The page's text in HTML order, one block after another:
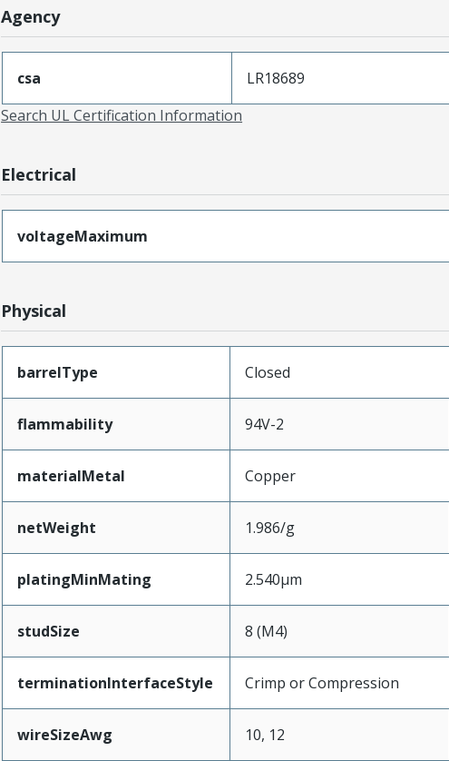
Agency
csa LR18689
Search UL Certification Information
Electrical
voltageMaximum
Physical
barrelType Closed
flammability 94V-2
materialMetal Copper
netWeight 1.986/g
platingMinMating 2.540µm
studSize 8 (M4)
terminationInterfaceStyle Crimp or Compression
wireSizeAwg 10, 12